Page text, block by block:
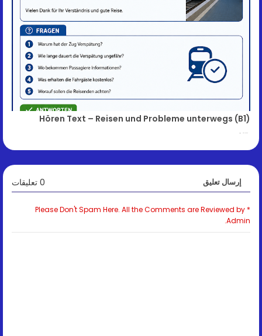
Hören Text – Reisen und Probleme unterwegs (B1)
إرسال تعليق 0 تعليقات
* Please Don't Spam Here. All the Comments are Reviewed by
Admin.